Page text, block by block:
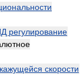
регулирование
скорости